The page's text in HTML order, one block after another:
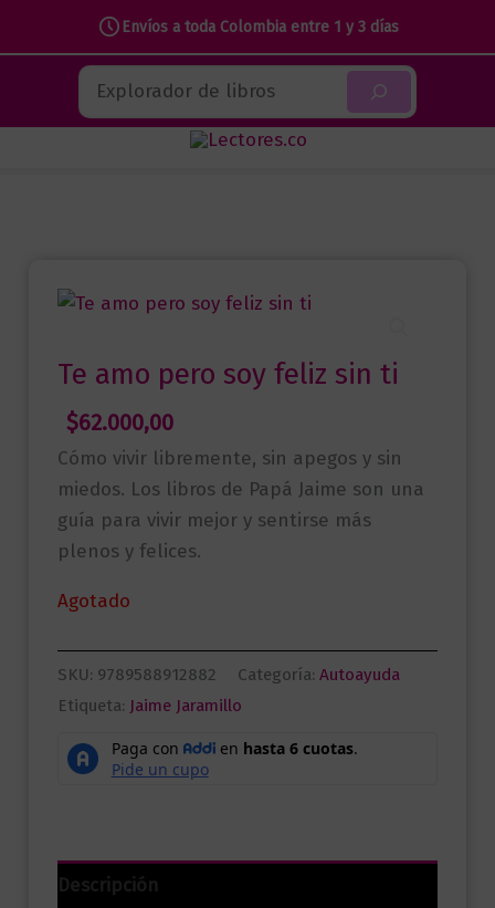
Envíos a toda Colombia entre 1 y 3 días
contenido
Buscar
Te amo pero soy feliz sin ti
$62.000,00
Cómo vivir libremente, sin apegos y sin
miedos. Los libros de Papá Jaime son una
guía para vivir mejor y sentirse más
plenos y felices.
Agotado
SKU: 9789588912882 Categoría: Autoayuda
Etiqueta: Jaime Jaramillo
Descripción